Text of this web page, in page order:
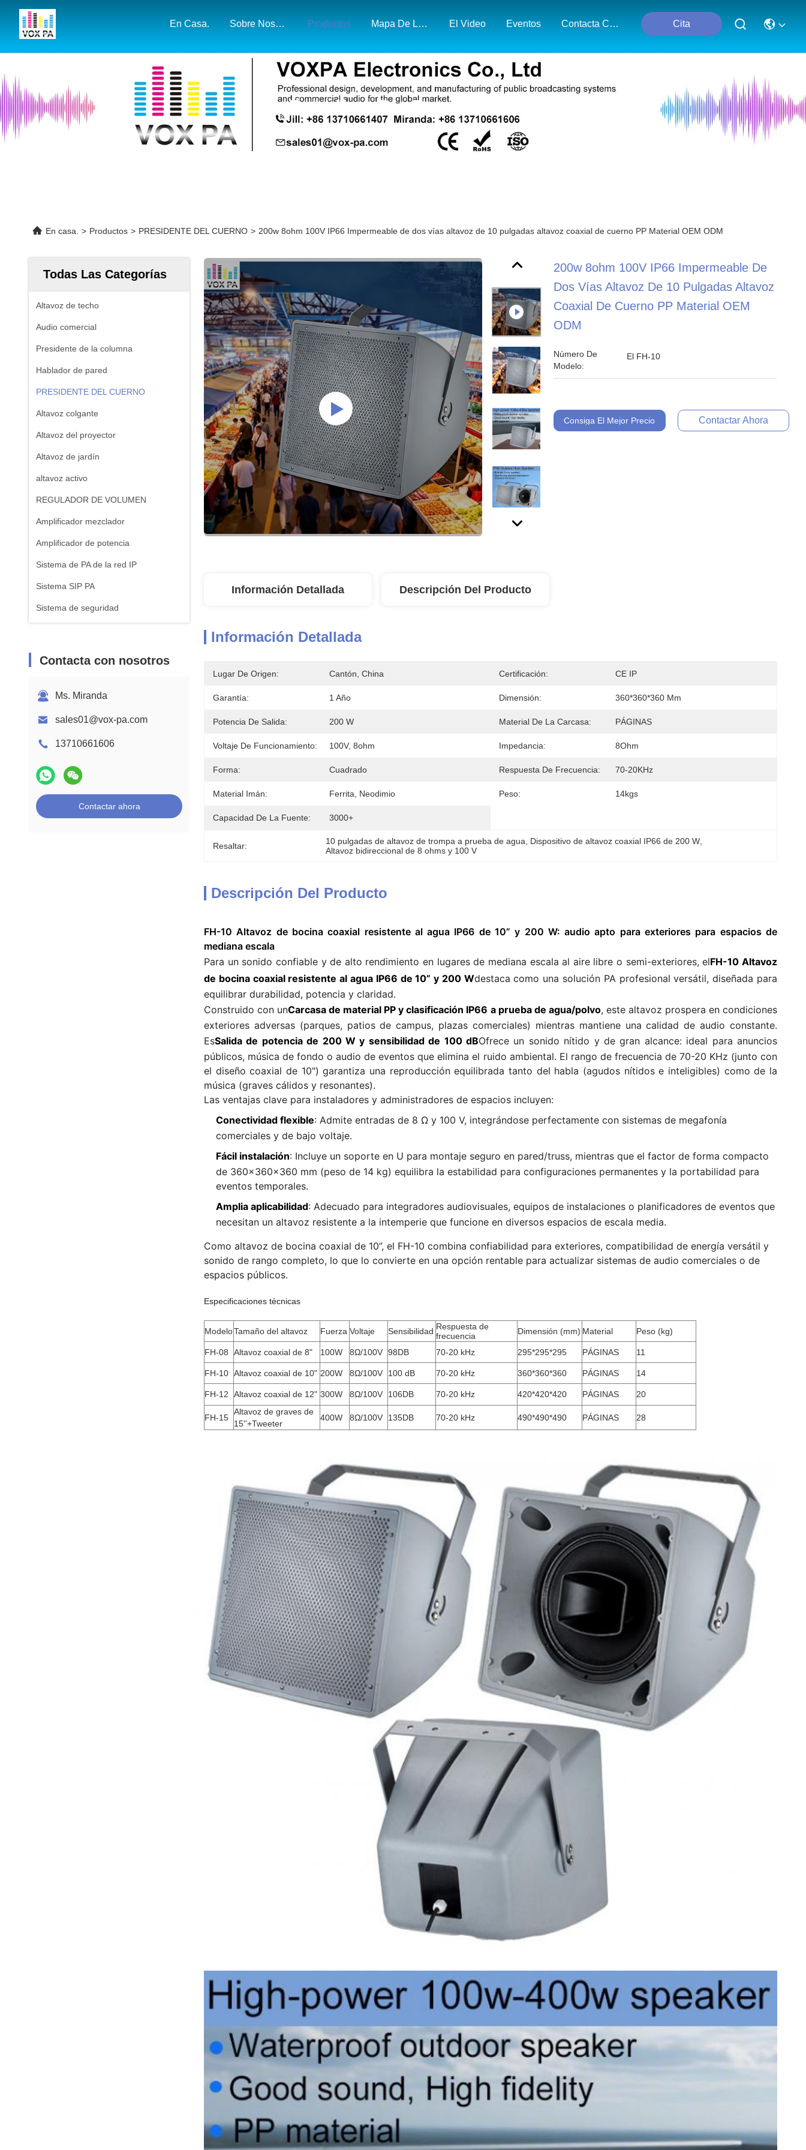
En Casa. Sobre Nosotros Productos Mapa De La Exposición Y El Mercado El Video Eventos Contacta Con Nosotros Cita
Detalles De Productos
En casa. > Productos > PRESIDENTE DEL CUERNO > 200w 8ohm 100V IP66 Impermeable de dos vías altavoz de 10 pulgadas altavoz coaxial de cuerno PP Material OEM ODM
Todas Las Categorías
Altavoz de techo
Audio comercial
Presidente de la columna
Hablador de pared
PRESIDENTE DEL CUERNO
Altavoz colgante
Altavoz del proyector
Altavoz de jardín
altavoz activo
REGULADOR DE VOLUMEN
Amplificador mezclador
Amplificador de potencia
Sistema de PA de la red IP
Sistema SIP PA
Sistema de seguridad
Contacta con nosotros
Ms. Miranda
sales01@vox-pa.com
13710661606
Contactar ahora
200w 8ohm 100V IP66 Impermeable De
Dos Vías Altavoz De 10 Pulgadas Altavoz
Coaxial De Cuerno PP Material OEM
ODM
Número De
Modelo:
El FH-10
Consiga El Mejor Precio Contactar Ahora
Información Detallada Descripción Del Producto
Información Detallada
Lugar De Origen: Cantón, China Certificación: CE IP
Garantía: 1 Año Dimensión: 360*360*360 Mm
Potencia De Salida: 200 W Material De La Carcasa: PÁGINAS
Voltaje De Funcionamiento: 100V, 8ohm Impedancia: 8Ohm
Forma: Cuadrado Respuesta De Frecuencia: 70-20KHz
Material Imán: Ferrita, Neodimio Peso: 14kgs
Capacidad De La Fuente: 3000+
Resaltar: 10 pulgadas de altavoz de trompa a prueba de agua Dispositivo de altavoz coaxial IP66 de 200 W
Altavoz bidireccional de 8 ohms y 100 V
Descripción Del Producto
FH-10 Altavoz de bocina coaxial resistente al agua IP66 de 10” y 200 W: audio apto para exteriores para espacios de
mediana escala
Para un sonido confiable y de alto rendimiento en lugares de mediana escala al aire libre o semi-exteriores, elFH-10 Altavoz
de bocina coaxial resistente al agua IP66 de 10” y 200 Wdestaca como una solución PA profesional versátil, diseñada para
equilibrar durabilidad, potencia y claridad.
Construido con unCarcasa de material PP y clasificación IP66 a prueba de agua/polvo, este altavoz prospera en condiciones
exteriores adversas (parques, patios de campus, plazas comerciales) mientras mantiene una calidad de audio constante.
EsSalida de potencia de 200 W y sensibilidad de 100 dBOfrece un sonido nítido y de gran alcance: ideal para anuncios
públicos, música de fondo o audio de eventos que elimina el ruido ambiental. El rango de frecuencia de 70-20 KHz (junto con
el diseño coaxial de 10") garantiza una reproducción equilibrada tanto del habla (agudos nítidos e inteligibles) como de la
música (graves cálidos y resonantes).
Las ventajas clave para instaladores y administradores de espacios incluyen:
Conectividad flexible: Admite entradas de 8 Ω y 100 V, integrándose perfectamente con sistemas de megafonía
comerciales y de bajo voltaje.
Fácil instalación: Incluye un soporte en U para montaje seguro en pared/truss, mientras que el factor de forma compacto
de 360×360×360 mm (peso de 14 kg) equilibra la estabilidad para configuraciones permanentes y la portabilidad para
eventos temporales.
Amplia aplicabilidad: Adecuado para integradores audiovisuales, equipos de instalaciones o planificadores de eventos que
necesitan un altavoz resistente a la intemperie que funcione en diversos espacios de escala media.
Como altavoz de bocina coaxial de 10”, el FH-10 combina confiabilidad para exteriores, compatibilidad de energía versátil y
sonido de rango completo, lo que lo convierte en una opción rentable para actualizar sistemas de audio comerciales o de
espacios públicos.
Especificaciones técnicas
ModeloTamaño del altavoz Fuerza Voltaje Sensibilidad Respuesta de
frecuencia
Dimensión (mm) Material Peso (kg)
FH-08 Altavoz coaxial de 8" 100W 8Ω/100V 98DB 70-20 kHz 295*295*295 PÁGINAS 11
FH-10 Altavoz coaxial de 10" 200W 8Ω/100V 100 dB 70-20 kHz 360*360*360 PÁGINAS 14
FH-12 Altavoz coaxial de 12" 300W 8Ω/100V 106DB 70-20 kHz 420*420*420 PÁGINAS 20
FH-15
Altavoz de graves de
15''+Tweeter
400W 8Ω/100V 135DB 70-20 kHz 490*490*490 PÁGINAS 28